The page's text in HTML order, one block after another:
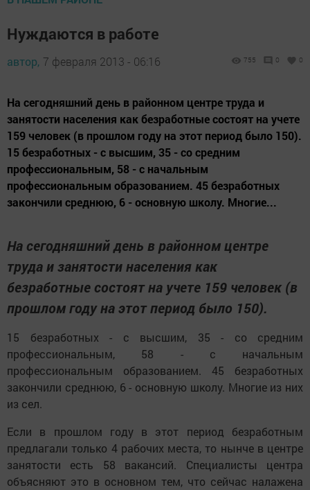
Нуждаются в работе
автор, 7 февраля 2013 - 06:16 755 0 0
На сегодняшний день в районном центре труда и
занятости населения как безработные состоят на учете
159 человек (в прошлом году на этот период было 150).
15 безработных - с высшим, 35 - со средним
профессиональным, 58 - с начальным
профессиональным образованием. 45 безработных
закончили среднюю, 6 - основную школу. Многие...
На сегодняшний день в районном центре
труда и занятости населения как
безработные состоят на учете 159 человек (в
прошлом году на этот период было 150).
15 безработных - с высшим, 35 - со средним
профессиональным, 58 - с начальным
профессиональным образованием. 45 безработных
закончили среднюю, 6 - основную школу. Многие из них
из сел.
Если в прошлом году в этот период безработным
предлагали только 4 рабочих места, то нынче в центре
занятости есть 58 вакансий. Специалисты центра
объясняют это в основном тем, что сейчас налажена